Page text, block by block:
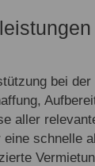
bei der
aller
eine schnelle